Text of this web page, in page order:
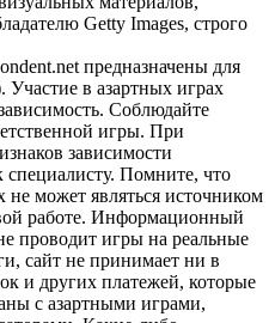
Getty Images, строго
предназначены для
Участие в азартных играх
Соблюдайте
игры. При
зависимости
специалисту. Помните, что
не может являться источником
работе. Информационный
проводит игры на реальные
сайт не принимает ни в
и других платежей, которые
с азартными играми,